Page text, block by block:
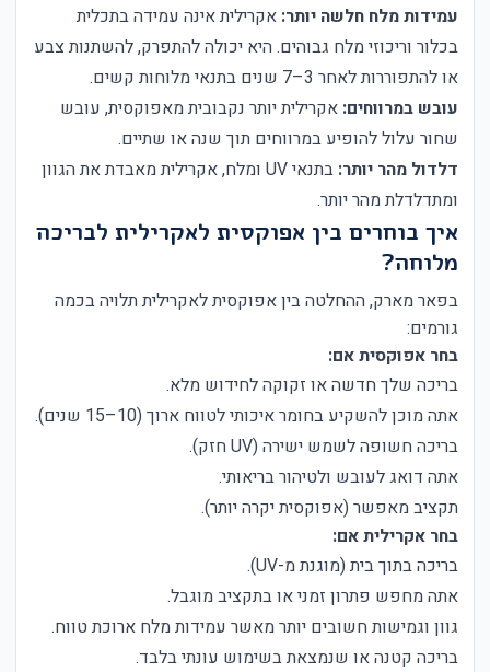
עמידות מלח חלשה יותר: אקרילית אינה עמידה בתכלית
בכלור וריכוזי מלח גבוהים. היא יכולה להתפרק, להשתנות צבע
או להתפוררות לאחר 3–7 שנים בתנאי מלוחות קשים.
עובש במרווחים: אקרילית יותר נקבובית מאפוקסית, עובש
שחור עלול להופיע במרווחים תוך שנה או שתיים.
דלדול מהר יותר:
בתנאי UV ומלח, אקרילית מאבדת את הגוון
ומתדלדלת מהר יותר.
איך בוחרים בין אפוקסית לאקרילית לבריכה
מלוחה?
בפאר מארק, ההחלטה בין אפוקסית לאקרילית תלויה בכמה
גורמים:
בחר אפוקסית אם:
בריכה שלך חדשה או זקוקה לחידוש מלא.
אתה מוכן להשקיע בחומר איכותי לטווח ארוך (10–15 שנים).
בריכה חשופה לשמש ישירה (UV חזק).
אתה דואג לעובש ולטיהור בריאותי.
תקציב מאפשר (אפוקסית יקרה יותר).
בחר אקרילית אם:
בריכה בתוך בית (מוגנת מ-UV).
אתה מחפש פתרון זמני או בתקציב מוגבל.
גוון וגמישות חשובים יותר מאשר עמידות מלח ארוכת טווח.
בריכה קטנה או שנמצאת בשימוש עונתי בלבד.